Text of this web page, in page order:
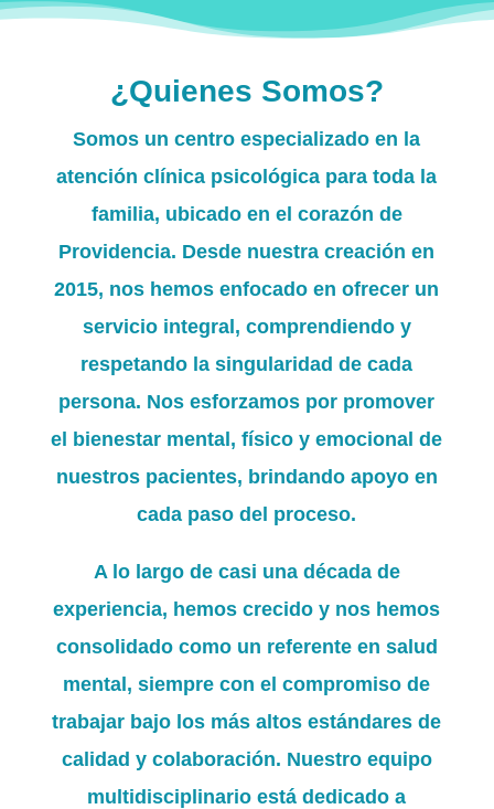
¿Quienes Somos?
Somos un centro especializado en la
atención clínica psicológica para toda la
familia, ubicado en el corazón de
Providencia. Desde nuestra creación en
2015, nos hemos enfocado en ofrecer un
servicio integral, comprendiendo y
respetando la singularidad de cada
persona. Nos esforzamos por promover
el bienestar mental, físico y emocional de
nuestros pacientes, brindando apoyo en
cada paso del proceso.
A lo largo de casi una década de
experiencia, hemos crecido y nos hemos
consolidado como un referente en salud
mental, siempre con el compromiso de
trabajar bajo los más altos estándares de
calidad y colaboración. Nuestro equipo
multidisciplinario está dedicado a